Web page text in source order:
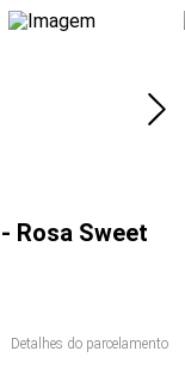
Rosa Sweet
Detalhes do parcelamento